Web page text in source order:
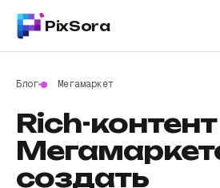
PixSora
Блог Мегамаркет
Rich-
создать